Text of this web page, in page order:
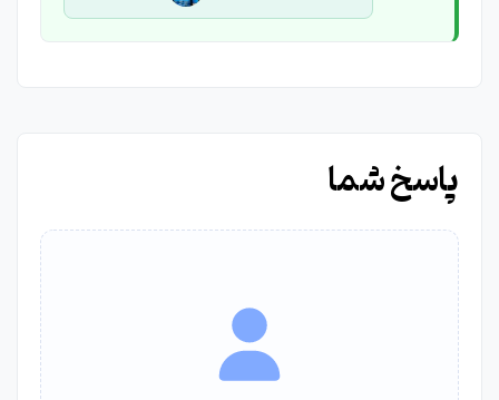
پاسخ شما